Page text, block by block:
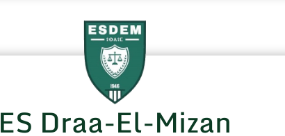
ES Draa-El-Mizan